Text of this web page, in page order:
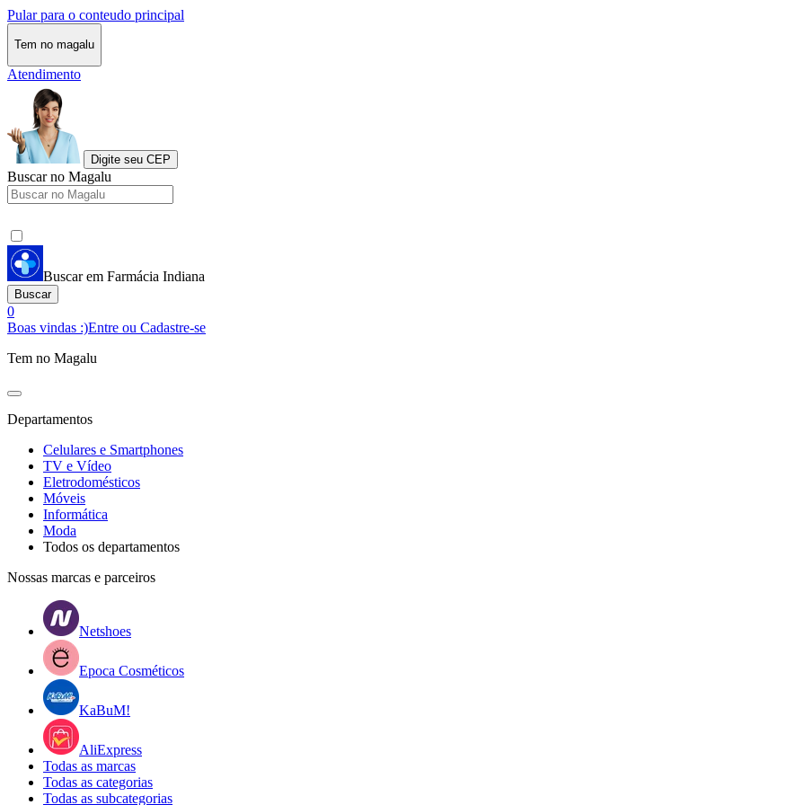
Pular para o conteudo principal
Tem no magalu
Atendimento
Digite seu CEP
Buscar no Magalu
Buscar em Farmácia Indiana
Buscar
0
Boas vindas :)Entre ou Cadastre-se
Tem no Magalu
Departamentos
Celulares e Smartphones
TV e Vídeo
Eletrodomésticos
Móveis
Informática
Moda
Todos os departamentos
Nossas marcas e parceiros
Netshoes
Epoca Cosméticos
KaBuM!
AliExpress
Todas as marcas
Todas as categorias
Todas as subcategorias